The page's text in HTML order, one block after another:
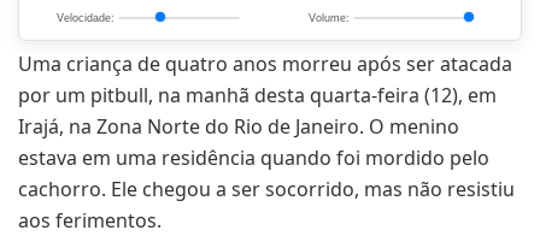
Velocidade: Volume:
Uma criança de quatro anos morreu após ser atacada
por um pitbull, na manhã desta quarta-feira (12), em
Irajá, na Zona Norte do Rio de Janeiro. O menino
estava em uma residência quando foi mordido pelo
cachorro. Ele chegou a ser socorrido, mas não resistiu
aos ferimentos.